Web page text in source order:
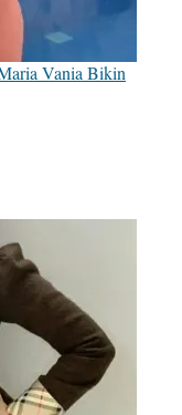
Vania Bikin